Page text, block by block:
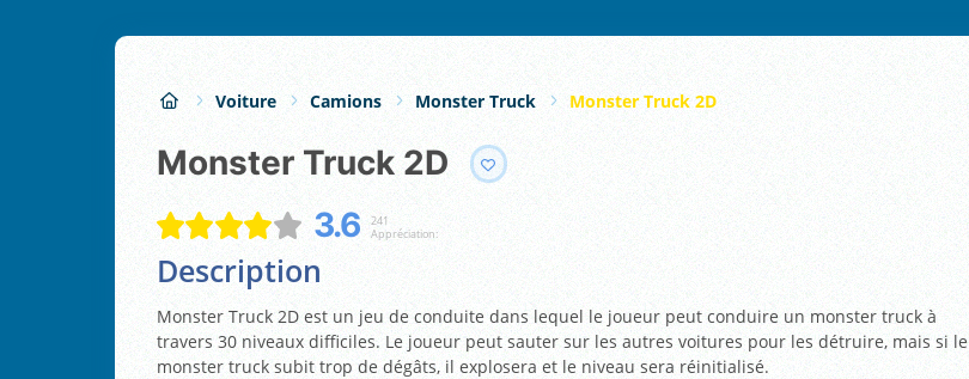
Voiture Camions Monster Truck Monster Truck 2D
Monster Truck 2D
3.6
241
Appréciation:
Description
Monster Truck 2D est un jeu de conduite dans lequel le joueur peut conduire un monster truck à
travers 30 niveaux difficiles. Le joueur peut sauter sur les autres voitures pour les détruire, mais si le
monster truck subit trop de dégâts, il explosera et le niveau sera réinitialisé.